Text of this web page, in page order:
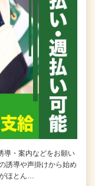
導・案内などをお願い
誘導や声掛けから始め
ほとん…